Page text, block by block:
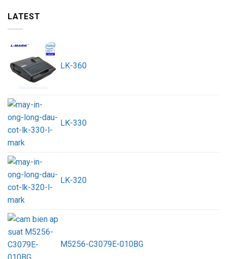
LATEST
LK-360
LK-330
LK-320
M5256-C3079E-010BG